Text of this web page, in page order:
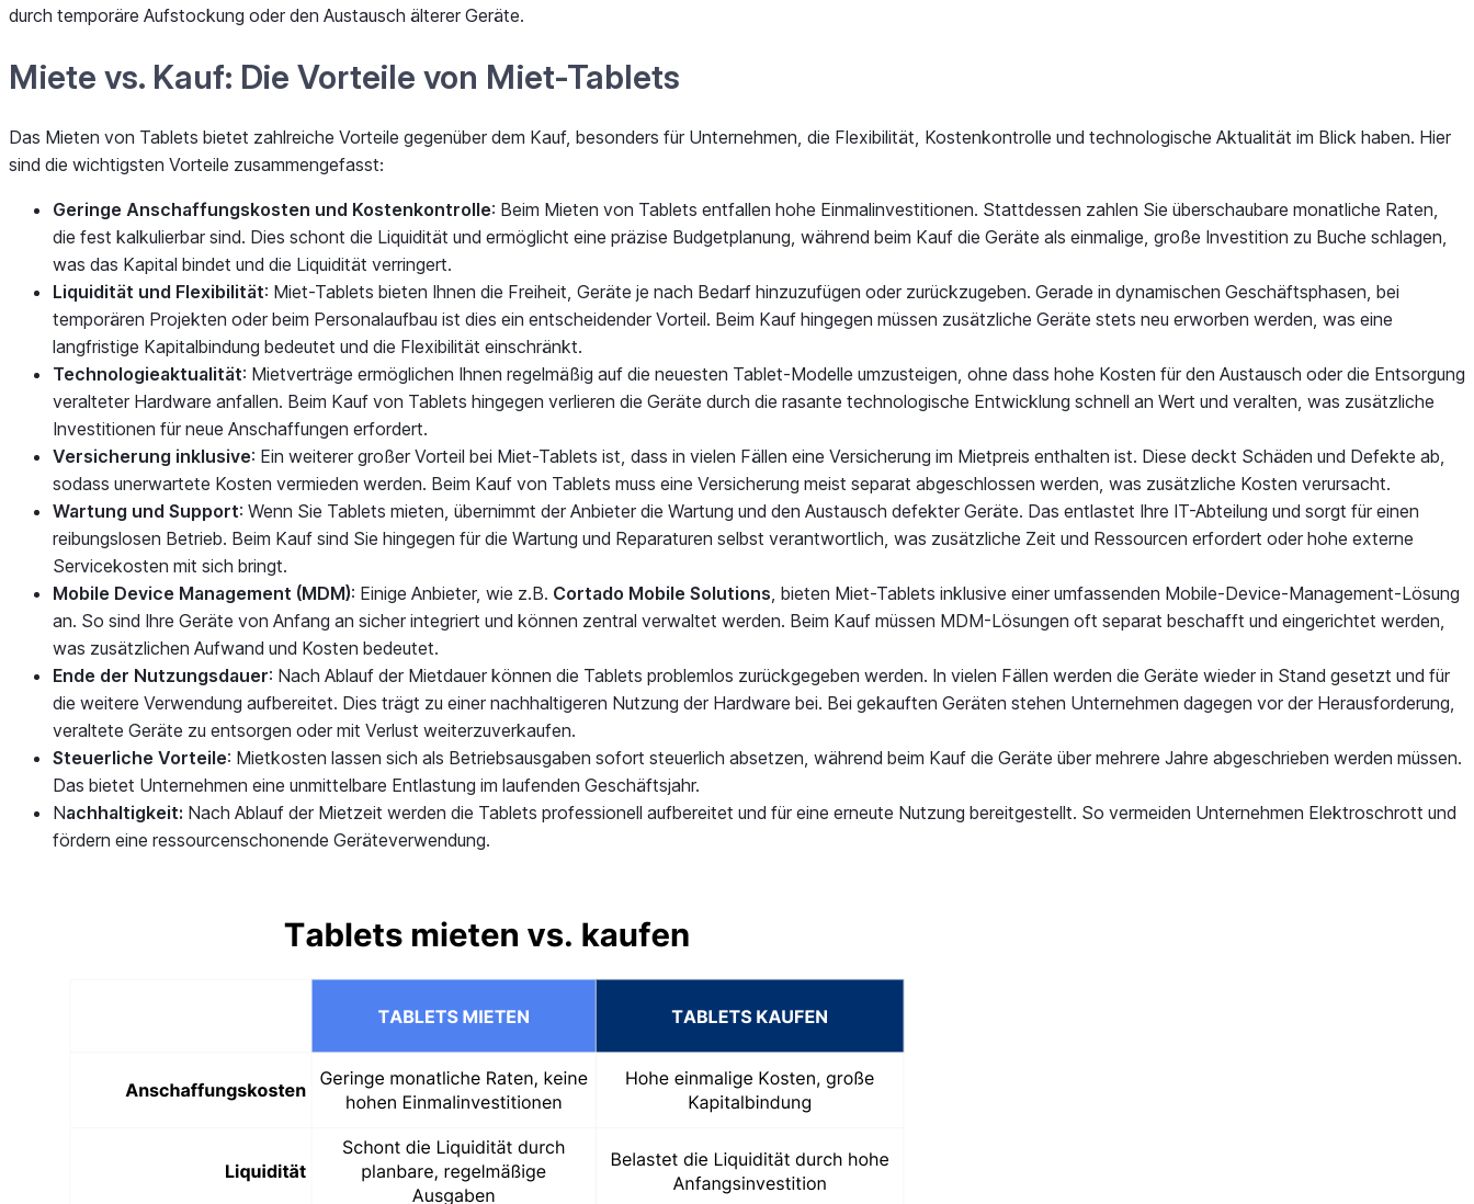
durch temporäre Aufstockung oder den Austausch älterer Geräte.
Miete vs. Kauf: Die Vorteile von Miet-Tablets
Das Mieten von Tablets bietet zahlreiche Vorteile gegenüber dem Kauf, besonders für Unternehmen, die Flexibilität, Kostenkontrolle und technologische Aktualität im Blick haben. Hier
sind die wichtigsten Vorteile zusammengefasst:
Geringe Anschaffungskosten und Kostenkontrolle: Beim Mieten von Tablets entfallen hohe Einmalinvestitionen. Stattdessen zahlen Sie überschaubare monatliche Raten,
die fest kalkulierbar sind. Dies schont die Liquidität und ermöglicht eine präzise Budgetplanung, während beim Kauf die Geräte als einmalige, große Investition zu Buche schlagen,
was das Kapital bindet und die Liquidität verringert.
Liquidität und Flexibilität: Miet-Tablets bieten Ihnen die Freiheit, Geräte je nach Bedarf hinzuzufügen oder zurückzugeben. Gerade in dynamischen Geschäftsphasen, bei
temporären Projekten oder beim Personalaufbau ist dies ein entscheidender Vorteil. Beim Kauf hingegen müssen zusätzliche Geräte stets neu erworben werden, was eine
langfristige Kapitalbindung bedeutet und die Flexibilität einschränkt.
Technologieaktualität: Mietverträge ermöglichen Ihnen regelmäßig auf die neuesten Tablet-Modelle umzusteigen, ohne dass hohe Kosten für den Austausch oder die Entsorgung
veralteter Hardware anfallen. Beim Kauf von Tablets hingegen verlieren die Geräte durch die rasante technologische Entwicklung schnell an Wert und veralten, was zusätzliche
Investitionen für neue Anschaffungen erfordert.
Versicherung inklusive: Ein weiterer großer Vorteil bei Miet-Tablets ist, dass in vielen Fällen eine Versicherung im Mietpreis enthalten ist. Diese deckt Schäden und Defekte ab,
sodass unerwartete Kosten vermieden werden. Beim Kauf von Tablets muss eine Versicherung meist separat abgeschlossen werden, was zusätzliche Kosten verursacht.
Wartung und Support: Wenn Sie Tablets mieten, übernimmt der Anbieter die Wartung und den Austausch defekter Geräte. Das entlastet Ihre IT-Abteilung und sorgt für einen
reibungslosen Betrieb. Beim Kauf sind Sie hingegen für die Wartung und Reparaturen selbst verantwortlich, was zusätzliche Zeit und Ressourcen erfordert oder hohe externe
Servicekosten mit sich bringt.
Mobile Device Management (MDM): Einige Anbieter, wie z.B. Cortado Mobile Solutions , bieten Miet-Tablets inklusive einer umfassenden Mobile-Device-Management-Lösung
an. So sind Ihre Geräte von Anfang an sicher integriert und können zentral verwaltet werden. Beim Kauf müssen MDM-Lösungen oft separat beschafft und eingerichtet werden,
was zusätzlichen Aufwand und Kosten bedeutet.
Ende der Nutzungsdauer: Nach Ablauf der Mietdauer können die Tablets problemlos zurückgegeben werden. In vielen Fällen werden die Geräte wieder in Stand gesetzt und für
die weitere Verwendung aufbereitet. Dies trägt zu einer nachhaltigeren Nutzung der Hardware bei. Bei gekauften Geräten stehen Unternehmen dagegen vor der Herausforderung,
veraltete Geräte zu entsorgen oder mit Verlust weiterzuverkaufen.
Steuerliche Vorteile: Mietkosten lassen sich als Betriebsausgaben sofort steuerlich absetzen, während beim Kauf die Geräte über mehrere Jahre abgeschrieben werden müssen.
Das bietet Unternehmen eine unmittelbare Entlastung im laufenden Geschäftsjahr.
Nachhaltigkeit: Nach Ablauf der Mietzeit werden die Tablets professionell aufbereitet und für eine erneute Nutzung bereitgestellt. So vermeiden Unternehmen Elektroschrott und
fördern eine ressourcenschonende Geräteverwendung.